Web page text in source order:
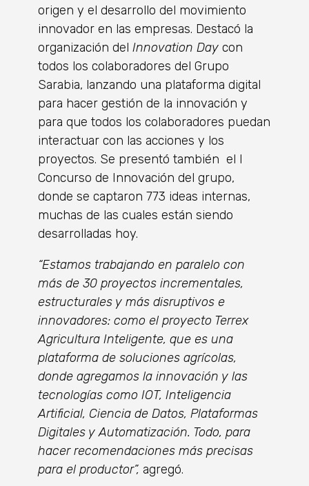
origen y el desarrollo del movimiento
innovador en las empresas. Destacó la
organización del Innovation Day con
todos los colaboradores del Grupo
Sarabia, lanzando una plataforma digital
para hacer gestión de la innovación y
para que todos los colaboradores puedan
interactuar con las acciones y los
proyectos. Se presentó también el I
Concurso de Innovación del grupo,
donde se captaron 773 ideas internas,
muchas de las cuales están siendo
desarrolladas hoy.
“Estamos trabajando en paralelo con
más de 30 proyectos incrementales,
estructurales y más disruptivos e
innovadores: como el proyecto Terrex
Agricultura Inteligente, que es una
plataforma de soluciones agrícolas,
donde agregamos la innovación y las
tecnologías como IOT, Inteligencia
Artificial, Ciencia de Datos, Plataformas
Digitales y Automatización. Todo, para
hacer recomendaciones más precisas
para el productor”, agregó.